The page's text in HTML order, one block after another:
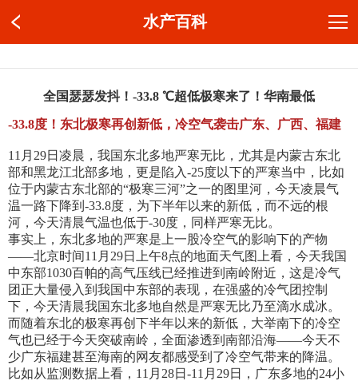
水产百科
全国瑟瑟发抖！-33.8 ℃超低极寒来了！华南最低
-33.8度！东北极寒再创新低，冷空气袭击广东、广西、福建
11月29日凌晨，我国东北多地严寒无比，尤其是内蒙古东北
部和黑龙江北部多地，更是陷入-25度以下的严寒当中，比如
位于内蒙古东北部的“极寒三河”之一的图里河，今天凌晨气
温一路下降到-33.8度，为下半年以来的新低，而不远的根
河，今天清晨气温也低于-30度，同样严寒无比。
事实上，东北多地的严寒是上一股冷空气的影响下的产物
——北京时间11月29日上午8点的地面天气图上看，今天我国
中东部1030百帕的高气压线已经推进到南岭附近，这是冷气
团正大量侵入到我国中东部的表现，在强盛的冷气团控制
下，今天清晨我国东北多地自然是严寒无比乃至滴水成冰。
而随着东北的极寒再创下半年以来的新低，大举南下的冷空
气也已经于今天突破南岭，全面渗透到南部沿海——今天不
少广东福建甚至海南的网友都感受到了冷空气带来的降温。
比如从监测数据上看，11月28日-11月29日，广东多地的24小